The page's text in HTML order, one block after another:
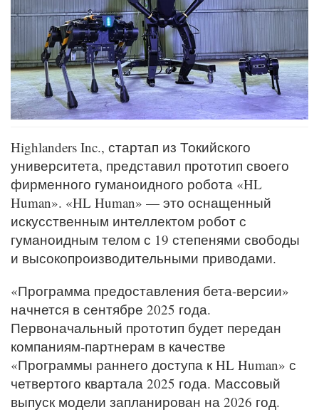
Highlanders Inc., стартап из Токийского
университета, представил прототип своего
фирменного гуманоидного робота «HL
Human». «HL Human» — это оснащенный
искусственным интеллектом робот с
гуманоидным телом с 19 степенями свободы
и высокопроизводительными приводами.
«Программа предоставления бета-версии»
начнется в сентябре 2025 года.
Первоначальный прототип будет передан
компаниям-партнерам в качестве
«Программы раннего доступа к HL Human» с
четвертого квартала 2025 года. Массовый
выпуск модели запланирован на 2026 год.